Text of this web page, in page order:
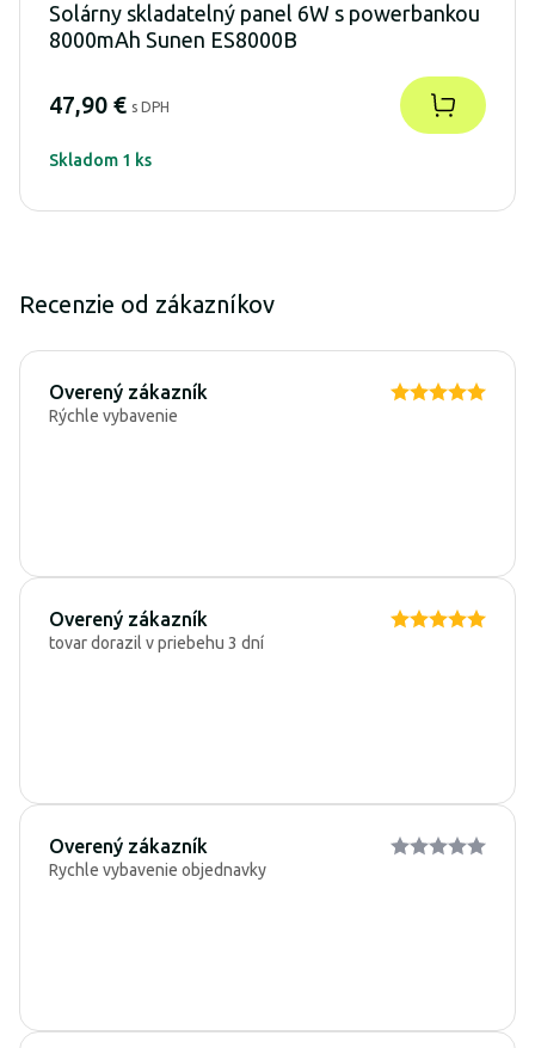
Solárny skladatelný panel 6W s powerbankou
8000mAh Sunen ES8000B
47,90 € s DPH
Skladom 1 ks
Recenzie od zákazníkov
Overený zákazník
Rýchle vybavenie
Overený zákazník
tovar dorazil v priebehu 3 dní
Overený zákazník
Rychle vybavenie objednavky